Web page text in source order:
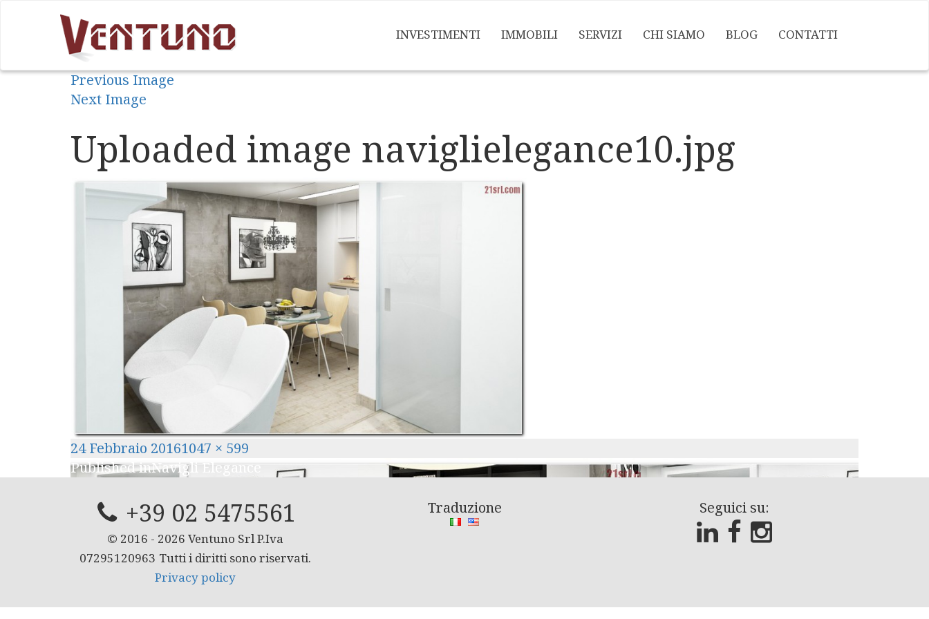
INVESTIMENTI IMMOBILI SERVIZI CHI SIAMO BLOG CONTATTI
Previous Image
Next Image
Uploaded image naviglielegance10.jpg
Posted
on
24 Febbraio 2016Full
size
1047 × 599
Navigazione
articoli
Published inNavigli Elegance
+39 02 5475561
© 2016 - 2026 Ventuno Srl P.Iva
07295120963 Tutti i diritti sono riservati.
Privacy policy
Traduzione Seguici su: